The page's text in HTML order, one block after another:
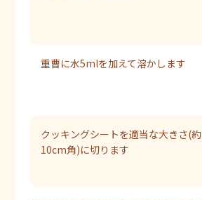
重曹に水5mlを加えて溶かします
クッキングシートを適当な大きさ(約
10cm角)に切ります